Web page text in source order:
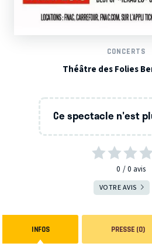
CONCERTS
Théâtre des Folies
Ce spectacle n'est
0 0 avis
VOTRE AVIS
INFOS PRESSE (0)